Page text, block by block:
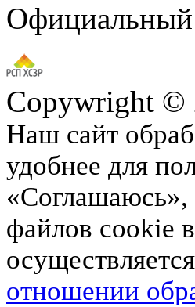
Copywright ©
Наш сайт
удобнее для
«Соглашаюсь»,
файлов cookie
отношении